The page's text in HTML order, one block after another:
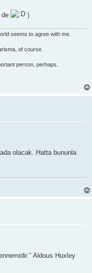
de )
seems to agree with me.
of course.
person, perhaps.
olacak. Hatta bununla
Aldous Huxley